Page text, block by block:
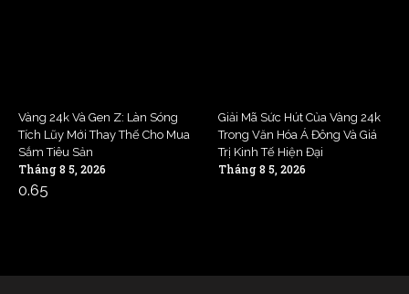
Vàng 24k Và Gen Z: Làn Sóng
Tích Lũy Mới Thay Thế Cho Mua
Sắm Tiêu Sản
Tháng 8 5, 2026
Giải Mã Sức Hút Của Vàng 24k
Trong Văn Hóa Á Đông Và Giá
Trị Kinh Tế Hiện Đại
Tháng 8 5, 2026